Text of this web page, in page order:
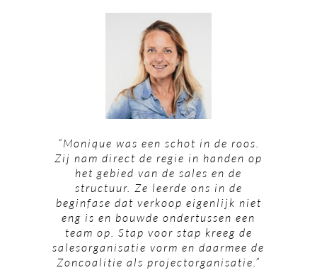
“Monique was een schot in de roos.
Zij nam direct de regie in handen op
het gebied van de sales en de
structuur. Ze leerde ons in de
beginfase dat verkoop eigenlijk niet
eng is en bouwde ondertussen een
team op. Stap voor stap kreeg de
salesorganisatie vorm en daarmee de
Zoncoalitie als projectorganisatie.”